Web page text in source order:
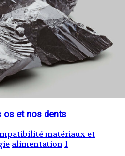
os et nos dents
matériaux et
alimentation 1